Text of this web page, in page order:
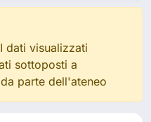
dati visualizzati
sottoposti a
parte dell'ateneo